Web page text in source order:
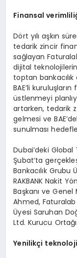
Finansal
Dört yılı aşkın
tedarik zincir
sağlayan
dijital
toptan
BAE’li
üstlenmeyi
artarken, tedarik
gelmesi ve
sunulması
Dubai’deki
Şubat’ta
Bankacılık Grubu
RAKBANK Nakit
Başkanı ve Genel
Ahmed,
Üyesi Saruhan
Ltd. Kurucu
Yenilikçi